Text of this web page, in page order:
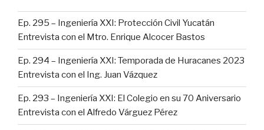
Ep. 295 – Ingeniería XXI: Protección Civil Yucatán
Entrevista con el Mtro. Enrique Alcocer Bastos
Ep. 294 – Ingeniería XXI: Temporada de Huracanes 2023
Entrevista con el Ing. Juan Vázquez
Ep. 293 – Ingeniería XXI: El Colegio en su 70 Aniversario
Entrevista con el Alfredo Várguez Pérez